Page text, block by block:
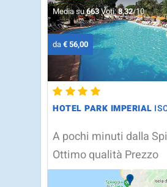
Media su663Voti:8,32/10
da€ 56,00
HOTEL PARK IMPERIAL
A pochi minuti dalla
Ottimo qualità Prezzo